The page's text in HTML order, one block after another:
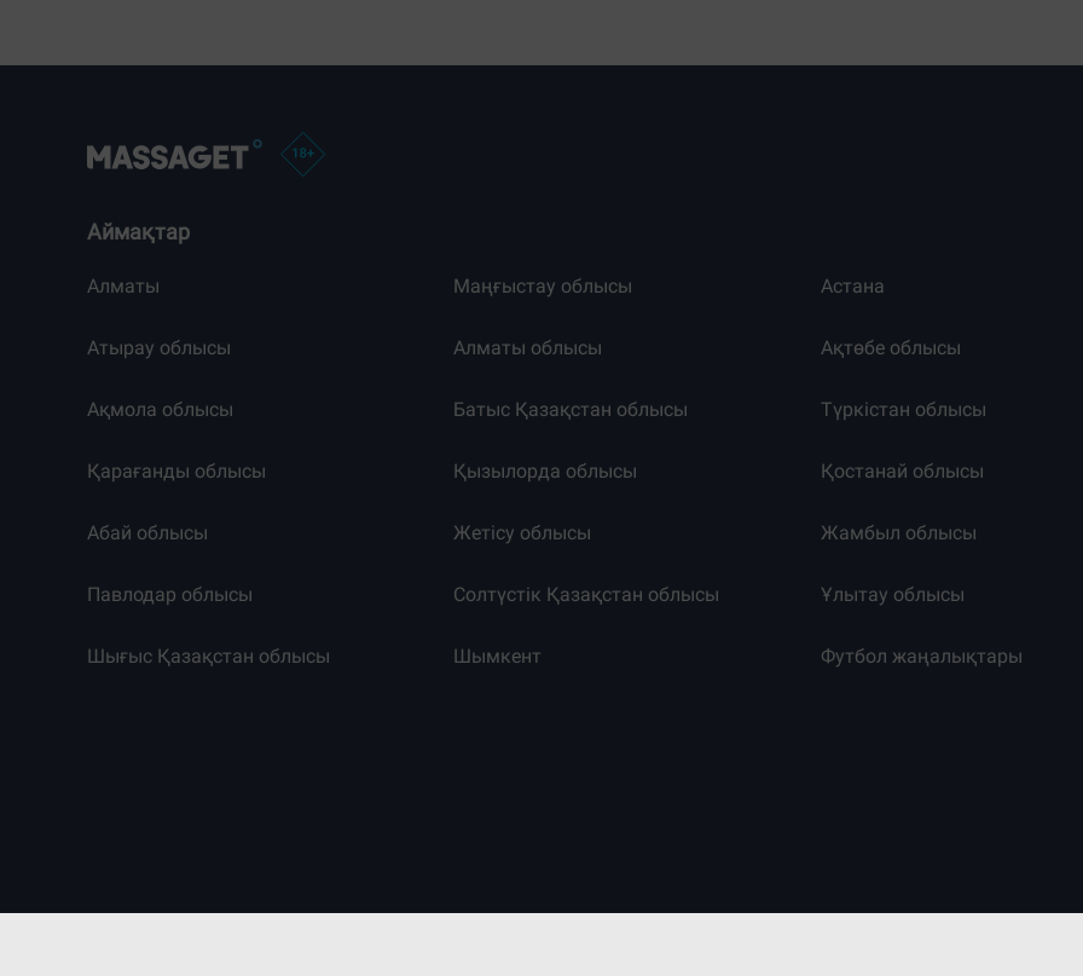
Аймақтар
Алматы Маңғыстау облысы Астана
Атырау облысы Алматы облысы Ақтөбе облысы
Ақмола облысы Батыс Қазақстан облысы Түркістан облысы
Қарағанды облысы Қызылорда облысы Қостанай облысы
Абай облысы Жетісу облысы Жамбыл облысы
Павлодар облысы Солтүстік Қазақстан облысы Ұлытау облысы
Шығыс Қазақстан облысы Шымкент Футбол жаңалықтары